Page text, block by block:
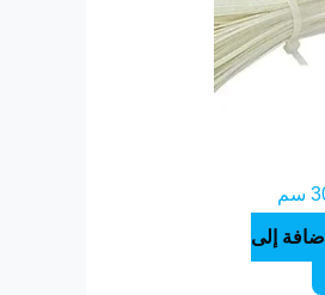
إضافة إلى